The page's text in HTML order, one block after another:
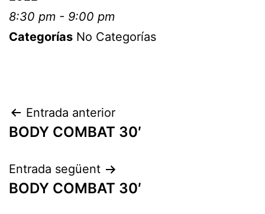
8:30 pm - 9:00 pm
Categorías No Categorías
Entrada anterior
BODY COMBAT 30′
Entrada següent
BODY COMBAT 30′